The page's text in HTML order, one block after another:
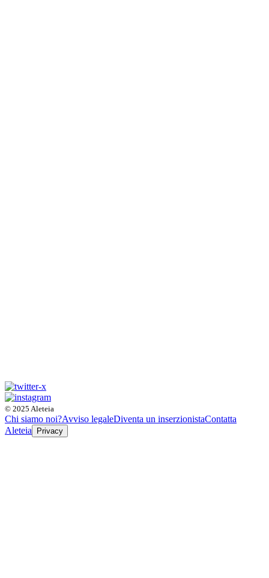
© 2025 Aleteia
Chi siamo noi?Avviso legaleDiventa un inserzionistaContatta
Aleteia
Privacy